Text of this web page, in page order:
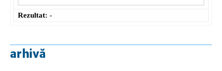
Rezultat: -
arhivă